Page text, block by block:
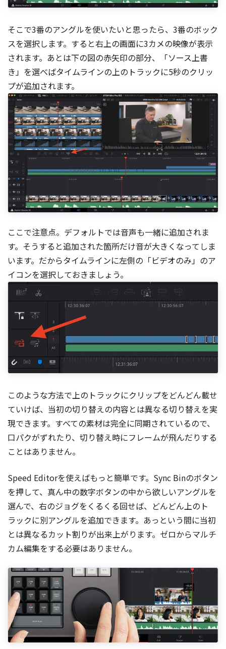
そこで3番のアングルを使いたいと思ったら、3番のボック
スを選択します。すると右上の画面に3カメの映像が表示
されます。あとは下の図の赤矢印の部分、「ソース上書
き」を選べばタイムラインの上のトラックに5秒のクリッ
プが追加されます。
ここで注意点。デフォルトでは音声も一緒に追加されま
す。そうすると追加された箇所だけ音が大きくなってしま
います。だからタイムラインに左側の「ビデオのみ」のア
イコンを選択しておきましょう。
このような方法で上のトラックにクリップをどんどん載せ
ていけば、当初の切り替えの内容とは異なる切り替えを実
現できます。すべての素材は完全に同期されているので、
口パクがずれたり、切り替え時にフレームが飛んだりする
ことはありません。
Speed Editorを使えばもっと簡単です。Sync Binのボタン
を押して、真ん中の数字ボタンの中から欲しいアングルを
選んで、右のジョグをくるくる回せば、どんどん上のト
ラックに別アングルを追加できます。あっという間に当初
とは異なるカット割りが出来上がります。ゼロからマルチ
カム編集をする必要はありません。